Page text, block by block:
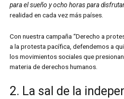
para el sueño y ocho horas para
realidad en cada vez más países.
Con nuestra campaña “Derecho a
a la protesta pacífica, defendemos a
los movimientos sociales que
materia de derechos humanos.
2. La sal de la